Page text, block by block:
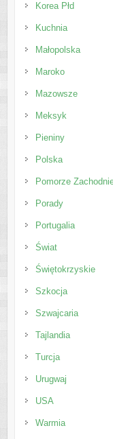
Korea Płd
Kuchnia
Małopolska
Maroko
Mazowsze
Meksyk
Pieniny
Polska
Pomorze
Porady
Portugalia
Świat
Świętokrzyskie
Szkocja
Szwajcaria
Tajlandia
Turcja
Urugwaj
USA
Warmia